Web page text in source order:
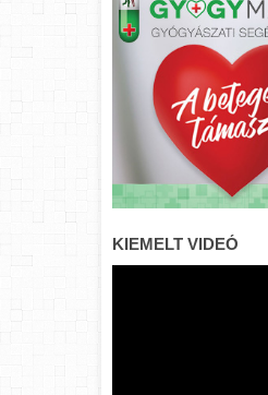
KIEMELT VIDEÓ